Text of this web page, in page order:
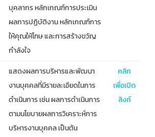
บุคลากร หลักเกณฑ์การประเมิน
ผลการปฏิบัติงาน หลักเกณฑ์การ
ให้คุณให้โทษ และการสร้างขวัญ
กำลังใจ
แสดงผลการบริหารและพัฒนา
งานบุคคลที่มีรายละเอียดในการ
ดำเนินการ เช่น ผลการดำเนินการ
ตามนโยบายผลการวิเคราะห์การ
บริหารงานบุคคล เป็นต้น
คลิก
เพื่อเปิด
ลิงก์